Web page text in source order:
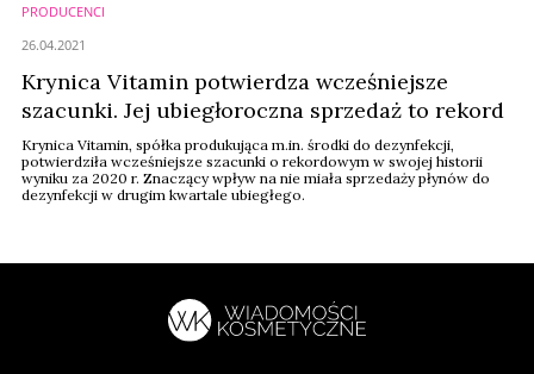
PRODUCENCI
Krynica Vitamin potwierdza wcześniejsze
szacunki. Jej ubiegłoroczna sprzedaż to rekord
Krynica Vitamin, spółka produkująca m.in. środki do dezynfekcji,
potwierdziła wcześniejsze szacunki o rekordowym w swojej historii
wyniku za 2020 r. Znaczący wpływ na nie miała sprzedaży płynów do
dezynfekcji w drugim kwartale ubiegłego.
26.04.2021